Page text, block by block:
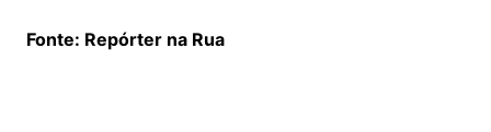
Fonte: Repórter na Rua